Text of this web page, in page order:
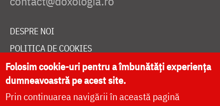
DESPRE NOI
POLITICA DE COOKIES
DONEAZĂ ONLINE PENTRU CATEDRALA NAȚIONALĂ
LIVE
Folosim cookie-uri pentru a îmbunătăți experiența
dumneavoastră pe acest site.
Prin continuarea navigării în această pagină